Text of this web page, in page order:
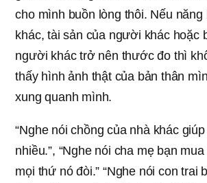
cho mình buồn lòng thôi. Nếu
khác, tài sản của người khác hoặc
người khác trở nên thước đo thì
thấy hình ảnh thật của bản thân
xung quanh mình.
“Nghe nói chồng của nhà khác
nhiều.”, “Nghe nói cha mẹ bạn
mọi thứ nó đòi.” “Nghe nói con trai